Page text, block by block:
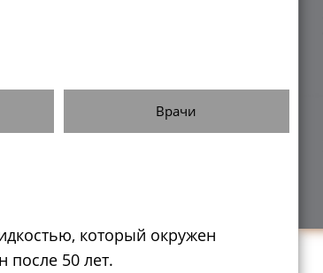
Врачи
который окружен
после 50 лет.